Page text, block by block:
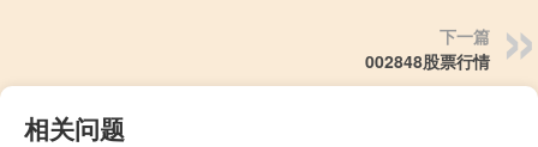
下一篇
002848股票行情
相关问题